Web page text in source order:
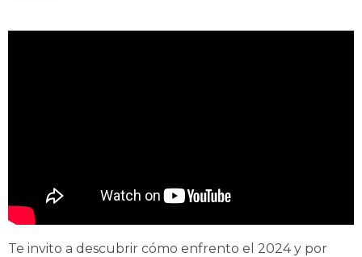
Te invito a descubrir cómo enfrento el 2024 y por